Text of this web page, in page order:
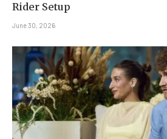
Rider Setup
June 30, 2026